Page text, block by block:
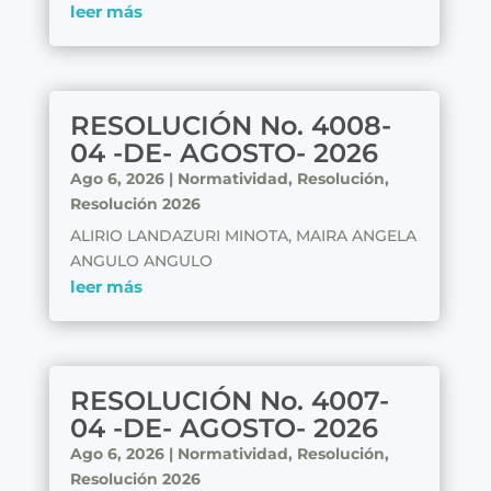
leer más
RESOLUCIÓN No. 4008-
04 -DE- AGOSTO- 2026
Ago 6, 2026| Normatividad, Resolución,
Resolución 2026
ALIRIO LANDAZURI MINOTA, MAIRA ANGELA
ANGULO ANGULO
leer más
RESOLUCIÓN No. 4007-
04 -DE- AGOSTO- 2026
Ago 6, 2026| Normatividad, Resolución,
Resolución 2026